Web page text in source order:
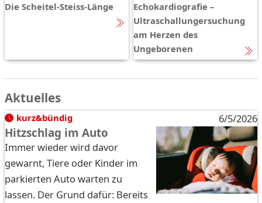
Die Scheitel-Steiss-Länge
Echokardiografie –
Ultraschallungersuchung
am Herzen des
Ungeborenen
Aktuelles
kurz&bündig 6/5/2026
Hitzschlag im Auto
Immer wieder wird davor
gewarnt, Tiere oder Kinder im
parkierten Auto warten zu
lassen. Der Grund dafür: Bereits